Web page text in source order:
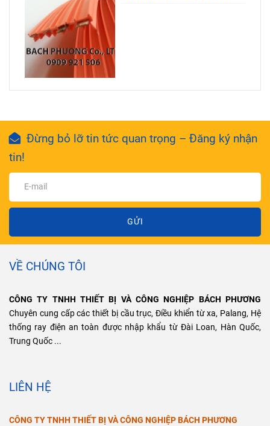
Đừng bỏ lỡ tin tức quan trọng – Đăng ký nhận
tin!
GỬI
VỀ CHÚNG TÔI
CÔNG TY TNHH THIẾT BỊ VÀ CÔNG NGHIỆP BÁCH PHƯƠNG
Chuyên cung cấp các thiết bị cầu trục, Điều khiển từ xa, Palang, Hệ
thống ray điện an toàn được nhập khẩu từ Đài Loan, Hàn Quốc,
Trung Quốc ...
LIÊN HỆ
CÔNG TY TNHH THIẾT BỊ VÀ CÔNG NGHIỆP BÁCH PHƯƠNG